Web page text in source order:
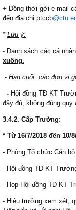
+ Đồng thời gởi e-mail
đến địa chỉ ptccb
* Lưu ý:
- Danh sách các cá
xuống.
- Hạn cuối các đơn vị
- Hội đồng TĐ-KT
đầy đủ, không đúng quy
3.4.2. Cấp Trường:
* Từ 16/7/2018 đến 10/
- Phòng Tổ chức Cán
- Hội đồng TĐ-KT
- Họp Hội đồng TĐ-KT
- Hiệu trưởng xem xét,